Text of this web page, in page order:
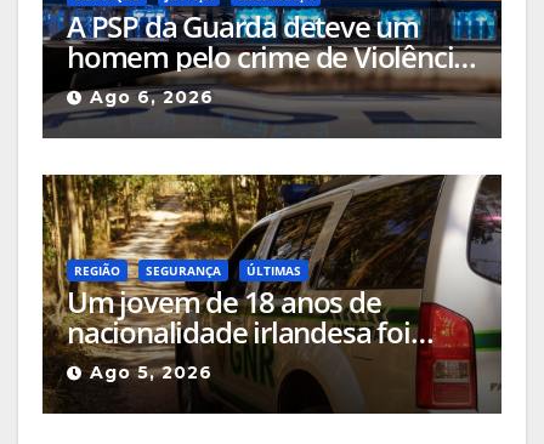
A PSP da Guarda deteve um
homem pelo crime de Violência
Doméstica após agressão grave
na via pública
Ago 6, 2026
REGIÃO SEGURANÇA ÚLTIMAS
Um jovem de 18 anos de
nacionalidade irlandesa foi
detido pela GNR em Celorico da
Beira pelo crime de incêndio
rural
Ago 5, 2026